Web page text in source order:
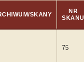
SKANY
NR
SKANU
75